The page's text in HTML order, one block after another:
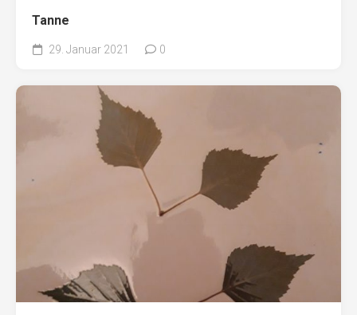
Tanne
29. Januar 2021 0